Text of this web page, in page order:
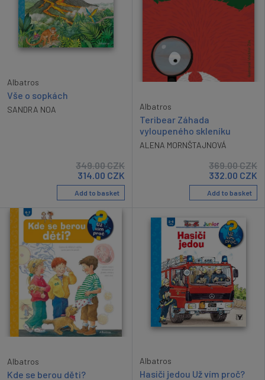
Albatros
Vše o sopkách
SANDRA NOA
349.00CZK
314.00 CZK
Add to basket
Albatros
Teribear Záhada
vyloupeného skleníku
ALENA MORNŠTAJNOVÁ
369.00CZK
332.00 CZK
Add to basket
Albatros
Kde se berou děti?
Albatros
Hasiči jedou Už vím proč?